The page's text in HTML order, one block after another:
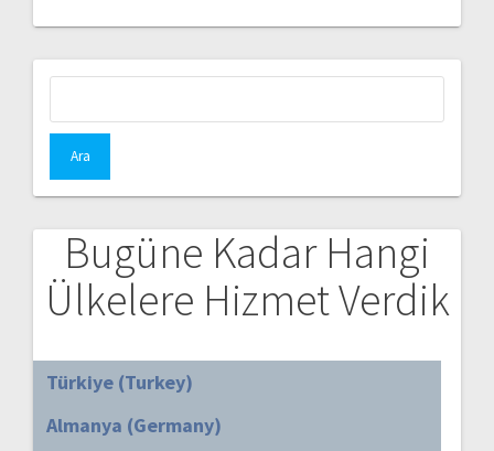
Bugüne Kadar Hangi
Ülkelere Hizmet Verdik
Türkiye (Turkey)
Almanya (Germany)